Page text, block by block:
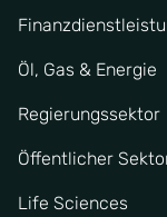
Öl, Gas & Energie
Regierungssektor
Öffentlicher
Life Sciences